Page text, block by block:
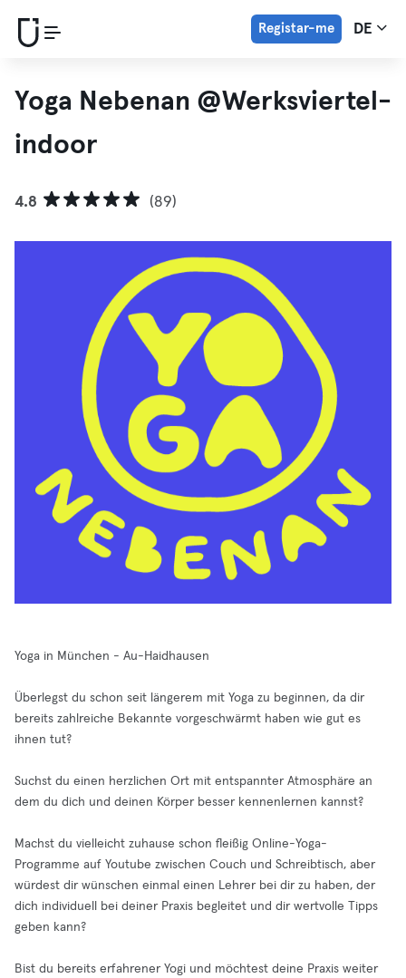
Registar-me DE
Yoga Nebenan @Werksviertel-
indoor
4.8 (89)
Yoga in München - Au-Haidhausen
Überlegst du schon seit längerem mit Yoga zu beginnen, da dir
bereits zahlreiche Bekannte vorgeschwärmt haben wie gut es
ihnen tut?
Suchst du einen herzlichen Ort mit entspannter Atmosphäre an
dem du dich und deinen Körper besser kennenlernen kannst?
Machst du vielleicht zuhause schon fleißig Online-Yoga-
Programme auf Youtube zwischen Couch und Schreibtisch, aber
würdest dir wünschen einmal einen Lehrer bei dir zu haben, der
dich individuell bei deiner Praxis begleitet und dir wertvolle Tipps
geben kann?
Bist du bereits erfahrener Yogi und möchtest deine Praxis weiter